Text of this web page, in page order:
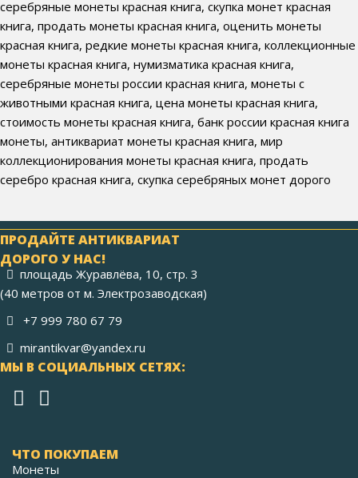
серебряные монеты красная книга, скупка монет красная
книга, продать монеты красная книга, оценить монеты
красная книга, редкие монеты красная книга, коллекционные
монеты красная книга, нумизматика красная книга,
серебряные монеты россии красная книга, монеты с
животными красная книга, цена монеты красная книга,
стоимость монеты красная книга, банк россии красная книга
монеты, антиквариат монеты красная книга, мир
коллекционирования монеты красная книга, продать
серебро красная книга, скупка серебряных монет дорого
ПРОДАЙТЕ АНТИКВАРИАТ
ДОРОГО У НАС!
площадь Журавлёва, 10, стр. 3
(40 метров от м. Электрозаводская)
+7 999 780 67 79
mirantikvar@yandex.ru
МЫ В СОЦИАЛЬНЫХ СЕТЯХ:
ЧТО ПОКУПАЕМ
Монеты